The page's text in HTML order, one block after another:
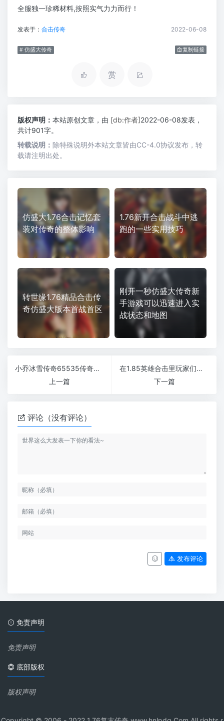
全服独一珍稀材料,按照实气力力而行！
发表于： 合击传奇 2022-06-08
# 仿盛大传奇 复制链接
赏
版权声明： 本站原创文章，由 [db:作者]2022-06-08发表，
共计901字。
转载说明： 除特殊说明外本站文章皆由CC-4.0协议发布，转
载请注明出处。
仿盛大1.76合击记忆套
装对传奇的整体影响
1.76新开合击战斗中逃
跑的一些实用技巧
转世缘1.76精品合击传
奇仿盛大版本首战首区
刚开一秒仿盛大传奇新
手游戏可以迅速进入实
战状态和地图
小乔冰雪传奇65535传奇私服小怪爆终极白嫖打金天堂
上一篇
在1.85英雄合击里玩家们最想知道的事情
下一篇
评论（没有评论）
发布评论
免责声明
免责声明
底部版权
版权声明